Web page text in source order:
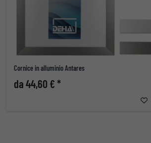
Cornice in alluminio Antares
da 44,60 € *